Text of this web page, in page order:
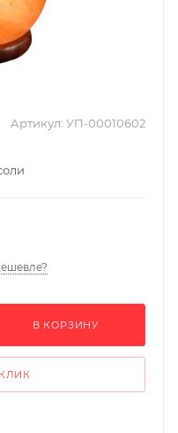
Артикул: УП-00010602
В КОРЗИНУ